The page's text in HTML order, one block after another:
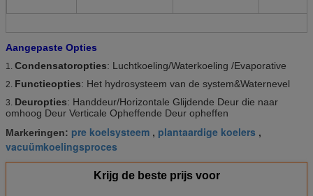
Aangepaste Opties
1. Condensatoropties: Luchtkoeling/Waterkoeling /Evaporative
2. Functieopties: Het hydrosysteem van de system&Waternevel
3. Deuropties: Handdeur/Horizontale Glijdende Deur die naar
omhoog Deur Verticale Opheffende Deur opheffen
Markeringen: pre koelsysteem , plantaardige koelers ,
vacuümkoelingsproces
Krijg de beste prijs voor